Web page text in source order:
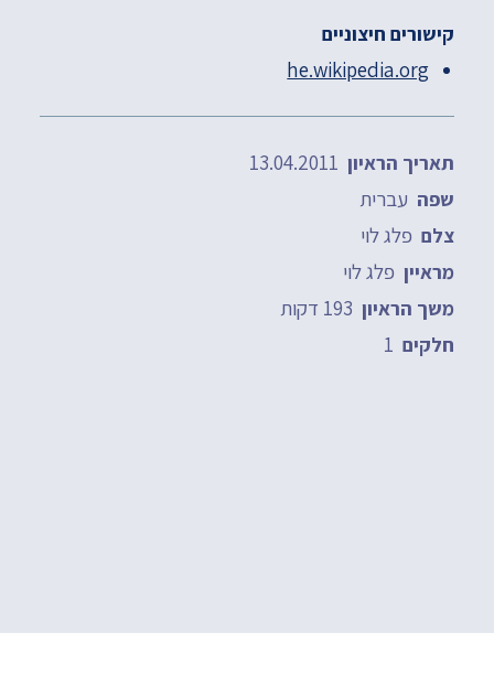
קישורים חיצוניים
he.wikipedia.org
תאריך הראיון
שפה עברית
צלם פלג לוי
מראיין פלג לוי
משך הראיון
חלקים